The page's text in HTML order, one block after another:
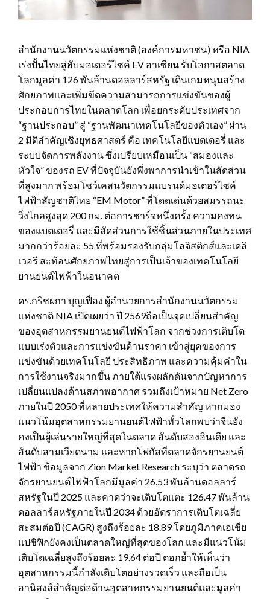
สำนักงานนวัตกรรมแห่งชาติ (องค์การมหาชน) หรือ NIA
เร่งปั้นไทยสู่ฮับมอเตอร์ไซค์ EV อาเซียน รับโอกาสตลาด
โลกมูลค่า 126 พันล้านดอลลาร์สหรัฐ เดินเกมหนุนสร้าง
ศักยภาพและเพิ่มขีดความสามารถการแข่งขันของผู้
ประกอบการไทยในตลาดโลก เพื่อยกระดับประเทศจาก
“ฐานประกอบ” สู่ “ฐานพัฒนาเทคโนโลยีของตัวเอง” ผ่าน
2 มิติสำคัญเชิงยุทธศาสตร์ คือ เทคโนโลยีแบตเตอรี่ และ
ระบบจัดการพลังงาน ซึ่งเปรียบเหมือนเป็น “สมองและ
หัวใจ” ของรถ EV ที่ปัจจุบันยังพึ่งพาการนำเข้าในสัดส่วน
ที่สูงมาก พร้อมโชว์เคสนวัตกรรมแบรนด์มอเตอร์ไซค์
ไฟฟ้าสัญชาติไทย “EM Motor” ที่โดดเด่นด้วยสมรรถนะ
วิ่งไกลสูงสุด 200 กม. ต่อการชาร์จหนึ่งครั้ง ความคงทน
ของแบตเตอรี่ และมีสัดส่วนการใช้ชิ้นส่วนภายในประเทศ
มากกว่าร้อยละ 55 ที่พร้อมรองรับกลุ่มโลจิสติกส์และเดลิ
เวอรี สะท้อนศักยภาพไทยสู่การเป็นเจ้าของเทคโนโลยี
ยานยนต์ไฟฟ้าในอนาคต
ดร.กริชผกา บุญเฟื่อง ผู้อำนวยการสำนักงานนวัตกรรม
แห่งชาติ NIA เปิดเผยว่า ปี 2569ถือเป็นจุดเปลี่ยนสำคัญ
ของอุตสาหกรรมยานยนต์ไฟฟ้าโลก จากช่วงการเติบโต
แบบเร่งตัวและการแข่งขันด้านราคา เข้าสู่ยุคของการ
แข่งขันด้วยเทคโนโลยี ประสิทธิภาพ และความคุ้มค่าใน
การใช้งานจริงมากขึ้น ภายใต้แรงผลักดันจากปัญหาการ
เปลี่ยนแปลงด้านสภาพอากาศ รวมถึงเป้าหมาย Net Zero
ภายในปี 2050 ที่หลายประเทศให้ความสำคัญ หากมอง
แนวโน้มอุตสาหกรรมยานยนต์ไฟฟ้าทั่วโลกพบว่าจีนยัง
คงเป็นผู้เล่นรายใหญ่ที่สุดในตลาด อันดับสองอินเดีย และ
อันดับสามเวียดนาม และหากโฟกัสที่ตลาดจักรยานยนต์
ไฟฟ้า ข้อมูลจาก Zion Market Research ระบุว่า ตลาดรถ
จักรยานยนต์ไฟฟ้าโลกมีมูลค่า 26.53 พันล้านดอลลาร์
สหรัฐในปี 2025 และคาดว่าจะเติบโตแตะ 126.47 พันล้าน
ดอลลาร์สหรัฐภายในปี 2034 ด้วยอัตราการเติบโตเฉลี่ย
สะสมต่อปี (CAGR) สูงถึงร้อยละ 18.89 โดยภูมิภาคเอเชีย
แปซิฟิกยังคงเป็นตลาดใหญ่ที่สุดของโลก และมีแนวโน้ม
เติบโตเฉลี่ยสูงถึงร้อยละ 19.64 ต่อปี ตอกย้ำให้เห็นว่า
อุตสาหกรรมนี้กำลังเติบโตอย่างรวดเร็ว และถือเป็น
อานิสงส์สำคัญต่อด้านอุตสาหกรรมยานยนต์และมูลค่า